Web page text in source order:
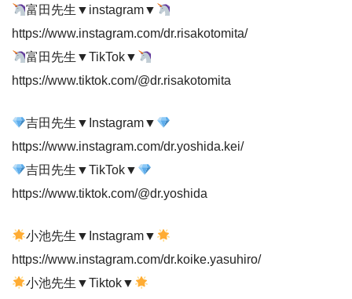
富田先生▼instagram▼
https://www.instagram.com/dr.risakotomita/
富田先生▼TikTok▼
https://www.tiktok.com/@dr.risakotomita
吉田先生▼Instagram▼
https://www.instagram.com/dr.yoshida.kei/
吉田先生▼TikTok▼
https://www.tiktok.com/@dr.yoshida
小池先生▼Instagram▼
https://www.instagram.com/dr.koike.yasuhiro/
小池先生▼Tiktok▼